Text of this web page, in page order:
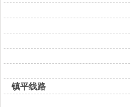
镇平线路